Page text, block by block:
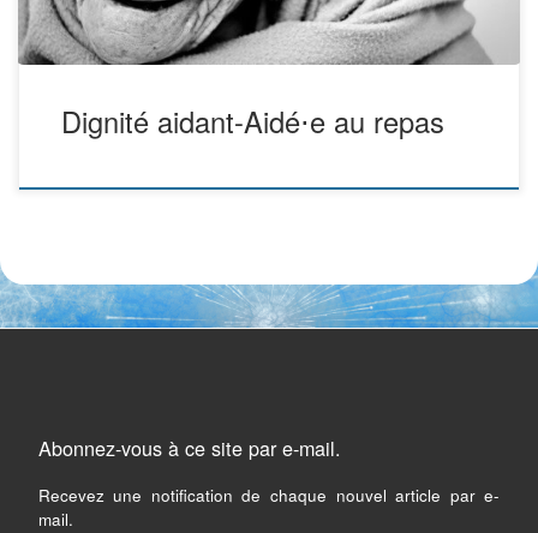
Dignité aidant-Aidé⋅e au repas
Abonnez-vous à ce site par e-mail.
Recevez une notification de chaque nouvel article par e-
mail.